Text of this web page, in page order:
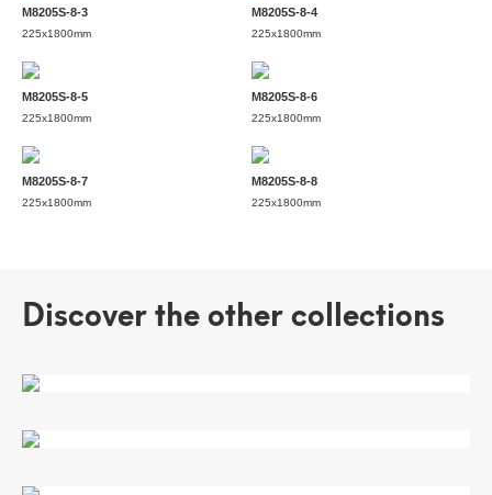
M8205S-8-3
225x1800mm
M8205S-8-4
225x1800mm
M8205S-8-5
225x1800mm
M8205S-8-6
225x1800mm
M8205S-8-7
225x1800mm
M8205S-8-8
225x1800mm
Discover the other collections